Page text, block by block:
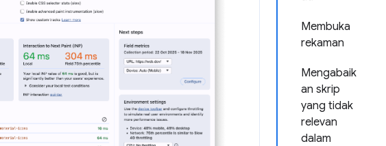
Membuka
rekaman
Mengabaik
an skrip
yang tidak
relevan
dalam